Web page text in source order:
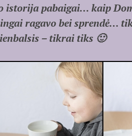
istorija pabaigai… kaip
ragavo bei sprendė…
– tikrai tiks 🙂